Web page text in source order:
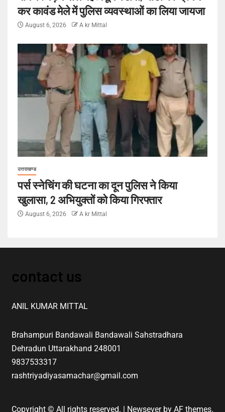
कर कावंड मेले में पुलिस व्यवस्थाओं का लिया जायजा
August 6, 2026 A kr Mittal
उत्तराखण्ड
पर्स स्नेचिंग की घटना का दून पुलिस ने किया
खुलासा, 2 अभियुक्तों को किया गिरफ्तार
August 6, 2026 A kr Mittal
contact us
ANIL KUMAR MITTAL
Brahampuri Bandawali Bandawali Sahstradhara
Dehradun Uttarakhand 248001
9837533317
rashtriyadiyasamachar@gmail.com
Copyright © All rights reserved. | Newseverby AF themes.